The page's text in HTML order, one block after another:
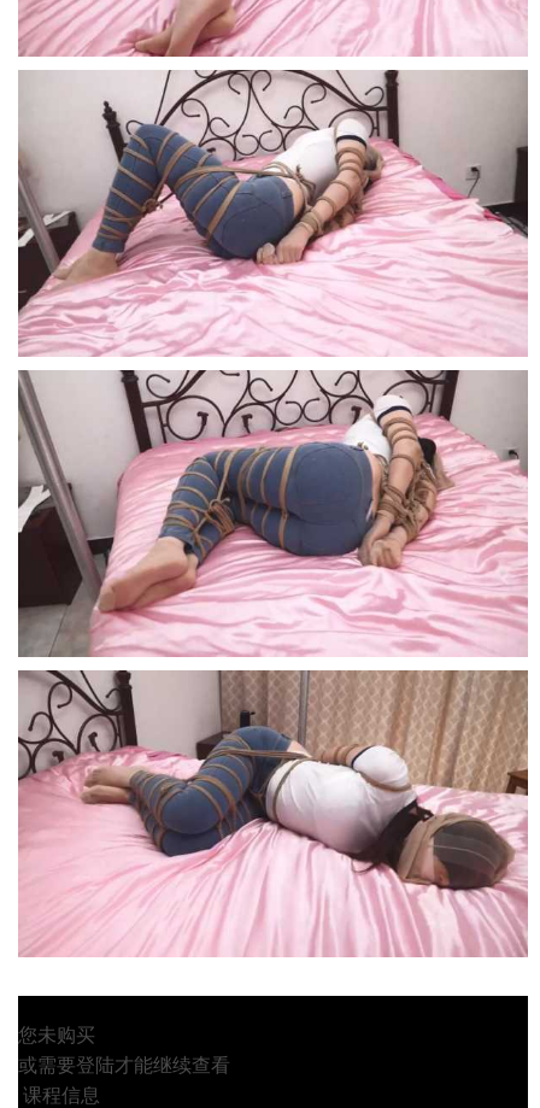
您未购买
或需要登陆才能继续查看
课程信息